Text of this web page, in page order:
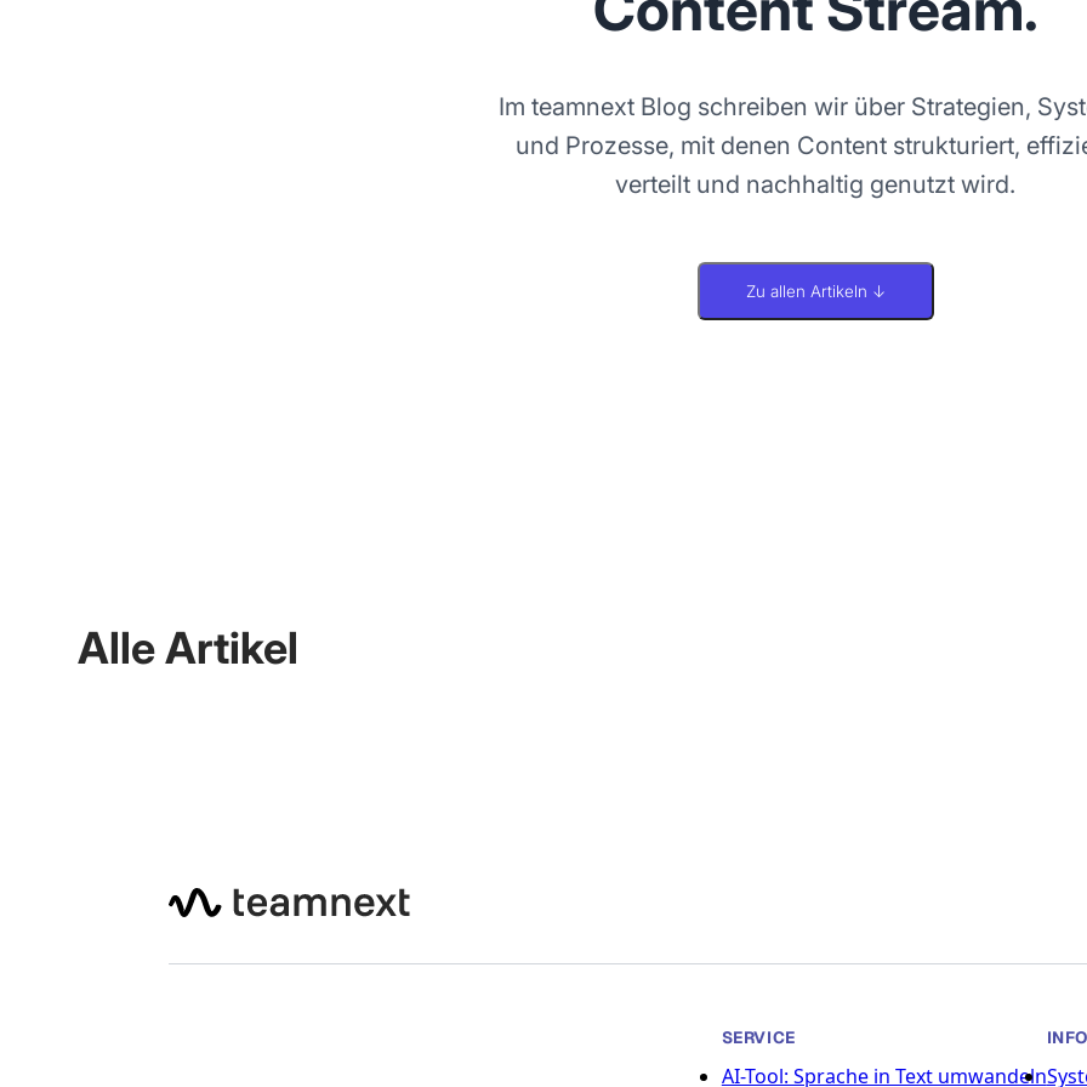
Im teamnext Blog schreiben wir über Strategien,
und Prozesse, mit denen Content strukturiert,
verteilt und nachhaltig genutzt wird.
Zu allen Artikeln ↓
Alle Artikel
SERVICE
AI-Tool: Sprache in Text umwandeln